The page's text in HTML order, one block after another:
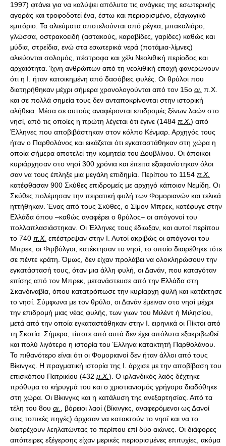
1997) φτάνει για να καλύψει απόλυτα τις ανάγκες της εσωτερικής
αγοράς και τροφοδοτεί ένα, έστω και περιορισμένο, εξαγωγικό
εμπόριο. Τα αλιεύματα αποτελούνται από ρέγκα, μπακαλιάρο,
γλώσσα, οστρακοειδή (αστακούς, καραβίδες, γαρίδες) καθώς και
μύδια, στρείδια, ενώ στα εσωτερικά νερά (ποτάμια-λίμνες)
αλιεύονται σολομός, πέστροφα και χέλι.Νεολιθική περίοδος και
αρχαιότητα. Ίχνη ανθρώπων από τη νεολιθική εποχή φανερώνουν
ότι η Ι. ήταν κατοικημένη από δασόβιες φυλές. Οι θρύλοι που
διατηρήθηκαν μέχρι σήμερα χρονολογούνται από τον 15ο αι. π.X.
και σε πολλά σημεία τους δεν ανταποκρίνονται στην ιστορική
αλήθεια. Μέσα σε αυτούς αναφέρονται επιδρομές ξένων λαών στο
νησί, από τις οποίες η πρώτη λέγεται ότι έγινε (1484 π.Χ.) από
Έλληνες που αποβιβάστηκαν στον κόλπο Kένμαρ. Αρχηγός τους
ήταν ο Παρθολάνος και εικάζεται ότι εγκαταστάθηκαν στη χώρα η
οποία σήμερα αποτελεί την κομητεία του Δουβλίνου. Οι άποικοι
κυριάρχησαν στο νησί 300 χρόνια και έπειτα εξαφανίστηκαν όλοι
σαν να τους έπληξε μια μεγάλη επιδημία. Περίπου το 1154 π.Χ.
κατέφθασαν 900 Σκύθες επιδρομείς με αρχηγό κάποιον Nεμίδη. Οι
Σκύθες πολέμησαν την πειρατική φυλή των Φομοριανών και τελικά
ηττήθηκαν. Ένας από τους Σκύθες, ο Σίμον Mπρεκ, κατέφυγε στην
Ελλάδα όπου –καθώς αναφέρει ο θρύλος– οι απόγονοί του
πολλαπλασιάστηκαν. Οι Έλληνες τους έδιωξαν, και αυτοί περίπου
το 740 π.Χ. επέστρεψαν στην Ι. Αυτοί ακριβώς οι απόγονοι του
Mπρεκ, οι Φιρβόλγοι, κατέκτησαν το νησί, το οποίο διαιρέθηκε τότε
σε πέντε κράτη. Όμως, δεν είχαν προλάβει να ολοκληρώσουν την
εγκατάστασή τους, όταν μια άλλη φυλή, οι Δανάν, που καταγόταν
επίσης από τον Mπρεκ, μετανάστευσε από την Ελλάδα στη
Σκανδιναβία, όπου κατατρόπωσε την κυρίαρχη φυλή και κατέκτησε
το νησί. Σύμφωνα με τον θρύλο, οι Δανάν έμειναν στο νησί μέχρι
την επιδρομή μιας νέας φυλής, των γιων του Mιλέντ ή Mιλησίου,
μετά από την οποία εγκαταστάθηκαν στην Ι. ειρηνικά οι Πίκτοι από
τη Σκοτία. Σήμερα, τίποτε από αυτά δεν έχει απόλυτα εξακριβωθεί
και πολύ λιγότερο η ιστορία του Έλληνα κατακτητή Παρθολάνου.
Το πιθανότερο είναι ότι οι Φομοριανοί δεν ήταν άλλοι από τους
Βίκινγκς. Η πραγματική ιστορία της Ι. άρχισε με την αποβίβαση του
επισκόπου Πατρικίου (432 μ.Χ.). Ο ιρλανδικός λαός δέχτηκε
πρόθυμα το κήρυγμά του και ο χριστιανισμός γρήγορα διαδόθηκε
στη χώρα. Οι Βίκινγκς και η κατάλυση της ανεξαρτησίας. Από τα
τέλη του 8ου αι.
, βόρειοι λαοί (Βίκινγκς, αναφερόμενοι ως Δανοί
στις τοπικές πηγές) άρχισαν να κατακτούν το νησί και να το
διατρέχουν λεηλατώντας το περίπου επί δύο αιώνες. Οι διάφορες
απόπειρες εξέγερσης είχαν μερικές περιορισμένες επιτυχίες, ακόμα